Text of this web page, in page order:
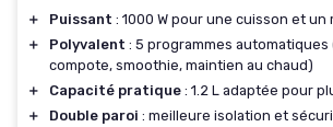
＋ Puissant : 1000 W pour une cuisson et un
＋
Polyvalent : 5 programmes automatiques
compote, smoothie, maintien au chaud)
＋
Capacité pratique : 1.2 L adaptée pour
＋
Double paroi : meilleure isolation et